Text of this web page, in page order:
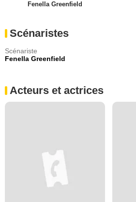
Fenella Greenfield
Scénaristes
Scénariste
Fenella Greenfield
Acteurs et actrices